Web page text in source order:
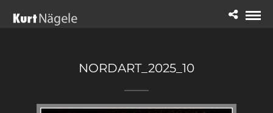
NORDART_2025_10